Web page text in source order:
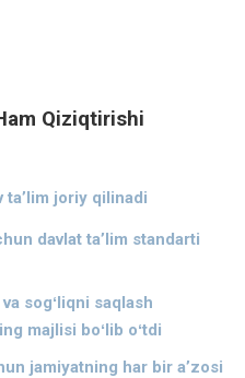
Qiziqtirishi
ta’lim joriy qilinadi
davlat taʼlim standarti
sogʻliqni saqlash
majlisi boʻlib oʻtdi
jamiyatning har bir aʼzosi